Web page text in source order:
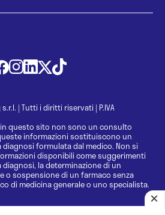
| Tutti i diritti riservati | P.IVA
questo sito non sono un consulto
informazioni sostituiscono un
formulata dal medico. Non si
disponibili come suggerimenti
la determinazione di un
o sospensione di un farmaco senza
di medicina generale o uno specialista.